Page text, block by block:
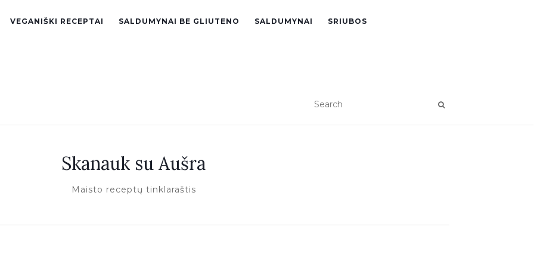
VEGANIŠKI RECEPTAI SALDUMYNAI BE GLIUTENO SALDUMYNAI SRIUBOS
Skanauk su Aušra
Maisto receptų tinklaraštis